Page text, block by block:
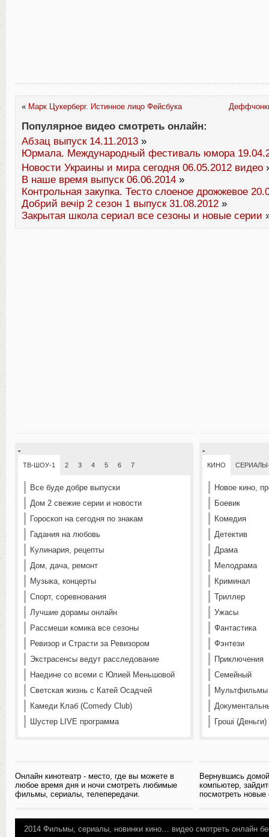
« Марк Цукерберг. Истинное лицо Фейсбука
Популярное видео смотреть онлайн:
Абзац выпуск 14.11.2013 »
Юрмала. Международный фестиваль юмора
Новости Украины и мира сегодня 06.05.2012 видео
В наше время выпуск 06.06.2014 »
Контрольная закупка. Тесто слоеное дрожжевое
Добрий вечір 2 сезон 1 выпуск 31.08.2012 »
Закрытая школа сериал все сезоны и новые серии
-
ТВ-ШОУ-1 2 3 4 5 6 7
Все буде добре выпуски
Дом 2 свежие серии и новости
Гороскоп на сегодня по знакам
Гадания на любовь
Кулинария, рецепты
Дом, дача, ремонт
Музыка, концерты
Спорт, соревнования
Лучшие дорамы онлайн
Рассмеши комика все сезоны
Ревизор и Страсти за Ревизором
Экстрасенсы ведут расследование
Наедине со всеми с Юлией Меньшовой
Светская жизнь с Катей Осадчей
Камеди Клаб (Comedy Club)
Шустер LIVE программа
Онлайн кинотеатр - место, где вы можете в
любое время дня и ночи смотреть любимые
фильмы, сериалы, телепередачи.
-
КИНО
Новое кино,
Боевик
Комедия
Детектив
Драма
Мелодрама
Криминал
Триллер
Ужасы
Фантастика
Фэнтези
Приключения
Семейный
Мультфильмы
Гроші
Вернувшись
компьютер,
посмотреть
2014 Фильмы, сериалы, новинки кино… видео смотреть онлайн